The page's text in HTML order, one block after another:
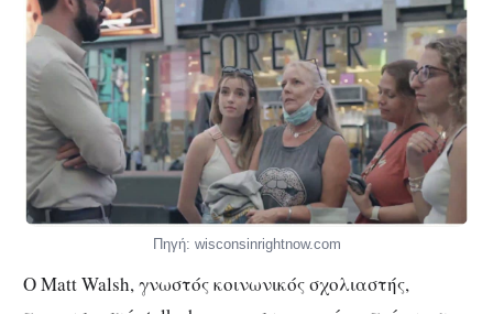
Πηγή: wisconsinrightnow.com
O Matt Walsh, γνωστός κοινωνικός σχολιαστής,